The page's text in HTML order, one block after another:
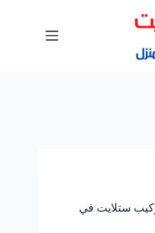
الزور 55704664 تركيب ستلايت في